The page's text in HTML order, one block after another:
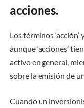
acciones.
Los términos ‘acción’
aunque ‘acciones’
activo en general,
sobre la emisión de
Cuando un